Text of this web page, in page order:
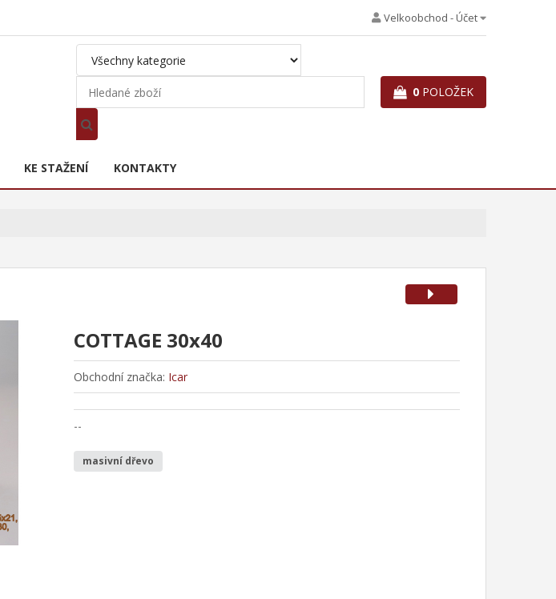
Velkoobchod - Účet
0 POLOŽEK
KE STAŽENÍ KONTAKTY
COTTAGE 30x40
Obchodní značka: Icar
--
masivní dřevo